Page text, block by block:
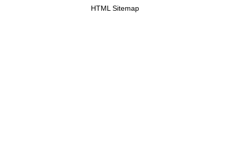
HTML Sitemap